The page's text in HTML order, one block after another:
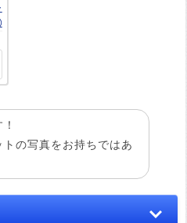
トの写真をお持ちではあ